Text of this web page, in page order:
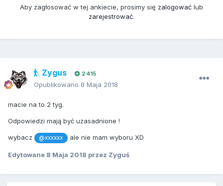
Aby zagłosować w tej ankiecie, prosimy się zalogować lub
zarejestrować.
Zygus 2 415
Opublikowano 8 Maja 2018
macie na to 2 tyg.
Odpowiedzi mają być uzasadnione !
wybacz @xxxxxx ale nie mam wyboru XD
Edytowane 8 Maja 2018 przez Zyguś